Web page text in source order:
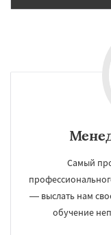
Владимир
Якутск Грозный
Саранск Череповец
Вологда Орёл
Самый
— выслать нам
обучение